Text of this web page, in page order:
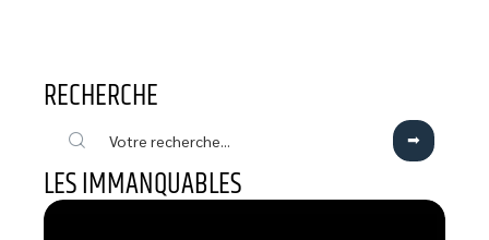
RECHERCHE
LES IMMANQUABLES